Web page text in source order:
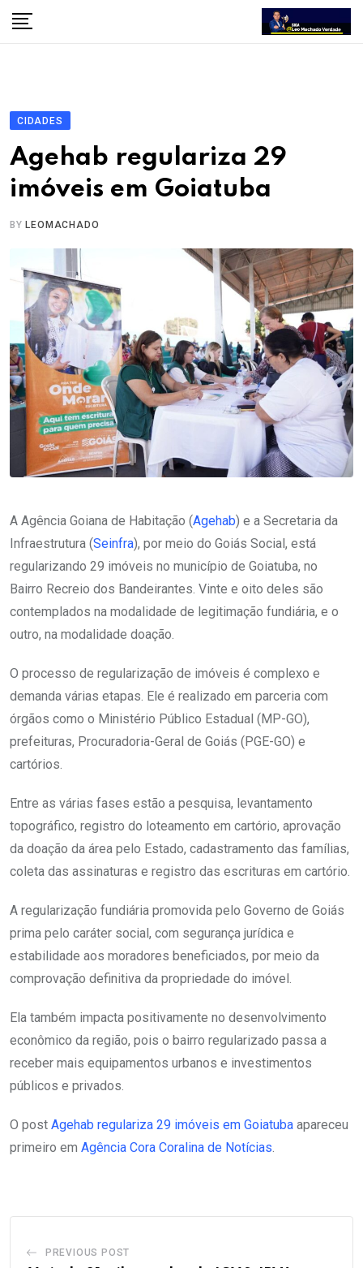
Skip
CIDADES
Agehab regulariza 29
imóveis em Goiatuba
BYLEOMACHADO
A Agência Goiana de Habitação (Agehab) e a Secretaria da
Infraestrutura (Seinfra), por meio do Goiás Social, está
regularizando 29 imóveis no município de Goiatuba, no
Bairro Recreio dos Bandeirantes. Vinte e oito deles são
contemplados na modalidade de legitimação fundiária, e o
outro, na modalidade doação.
O processo de regularização de imóveis é complexo e
demanda várias etapas. Ele é realizado em parceria com
órgãos como o Ministério Público Estadual (MP-GO),
prefeituras, Procuradoria-Geral de Goiás (PGE-GO) e
cartórios.
Entre as várias fases estão a pesquisa, levantamento
topográfico, registro do loteamento em cartório, aprovação
da doação da área pelo Estado, cadastramento das famílias,
coleta das assinaturas e registro das escrituras em cartório.
A regularização fundiária promovida pelo Governo de Goiás
prima pelo caráter social, com segurança jurídica e
estabilidade aos moradores beneficiados, por meio da
comprovação definitiva da propriedade do imóvel.
Ela também impacta positivamente no desenvolvimento
econômico da região, pois o bairro regularizado passa a
receber mais equipamentos urbanos e investimentos
públicos e privados.
O post Agehab regulariza 29 imóveis em Goiatuba apareceu
primeiro em Agência Cora Coralina de Notícias.
PREVIOUS POST